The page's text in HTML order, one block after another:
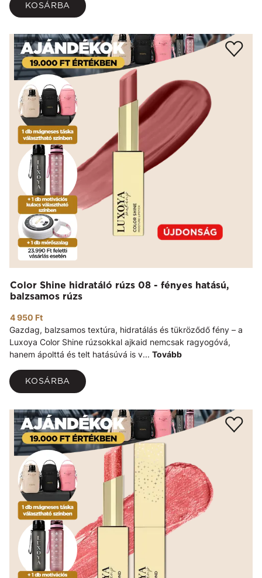
KOSÁRBA
Color Shine hidratáló rúzs 08 - fényes hatású,
balzsamos rúzs
4 950 Ft
Gazdag, balzsamos textúra, hidratálás és tükröződő fény – a
Luxoya Color Shine rúzsokkal ajkaid nemcsak ragyogóvá,
hanem ápolttá és telt hatásúvá is v... Tovább
KOSÁRBA